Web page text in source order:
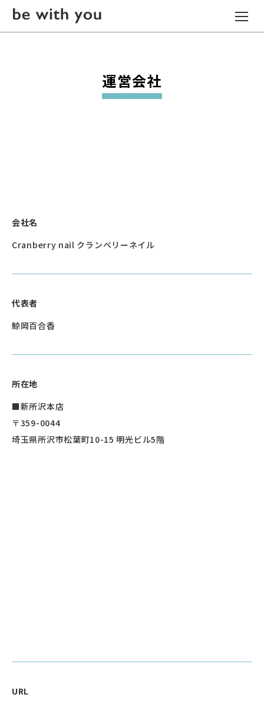
運営会社
会社名
Cranberry nail クランベリーネイル
代表者
鯨岡百合香
所在地
■新所沢本店
〒359-0044
埼玉県所沢市松葉町10-15 明光ビル5階
URL